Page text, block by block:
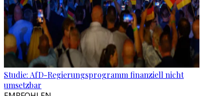
Studie: AfD-Regierungsprogramm finanziell nicht
umsetzbar